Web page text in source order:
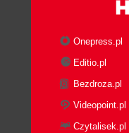
Onepress.pl
Editio.pl
Bezdroza.pl
Videopoint.pl
Czytalisek.pl